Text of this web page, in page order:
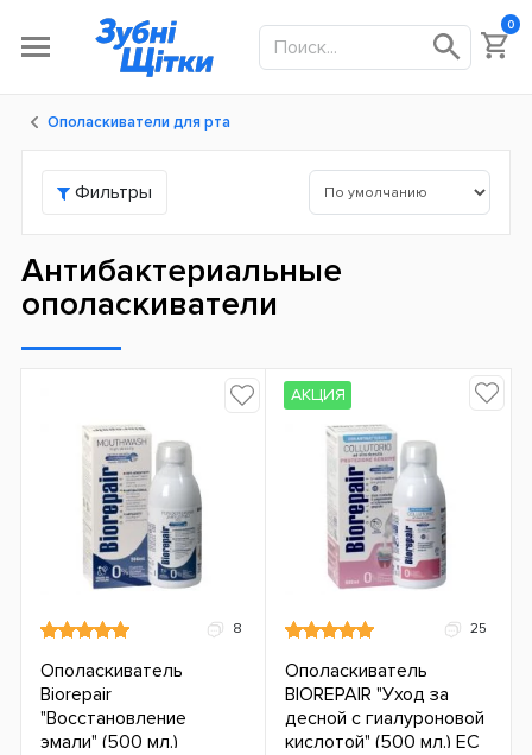
0
Ополаскиватели для рта
Фильтры
Антибактериальные
ополаскиватели
8
Ополаскиватель
Biorepair
"Восстановление
эмали" (500 мл.)
25
Ополаскиватель
BIOREPAIR "Уход за
десной с гиалуроновой
кислотой" (500 мл.) ЕС
АКЦИЯ